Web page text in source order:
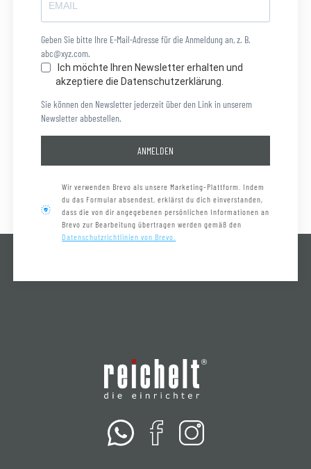
Geben Sie bitte Ihre E-Mail-Adresse für die Anmeldung an, z. B.
abc@xyz.com.
Ich möchte Ihren Newsletter erhalten und
akzeptiere die Datenschutzerklärung.
Sie können den Newsletter jederzeit über den Link in unserem
Newsletter abbestellen.
ANMELDEN
Wir verwenden Brevo als unsere Marketing-Plattform. Indem
du das Formular absendest, erklärst du dich einverstanden,
dass die von dir angegebenen persönlichen Informationen an
Brevo zur Bearbeitung übertragen werden gemäß den
Datenschutzrichtlinien von Brevo.